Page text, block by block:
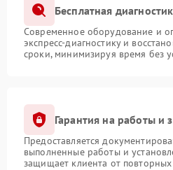
Бесплатная
Современное оборудование и
экспресс-диагностику и
сроки, минимизируя время без
Гарантия на работы и
Предоставляется
выполненные работы и
защищает клиента от повторных